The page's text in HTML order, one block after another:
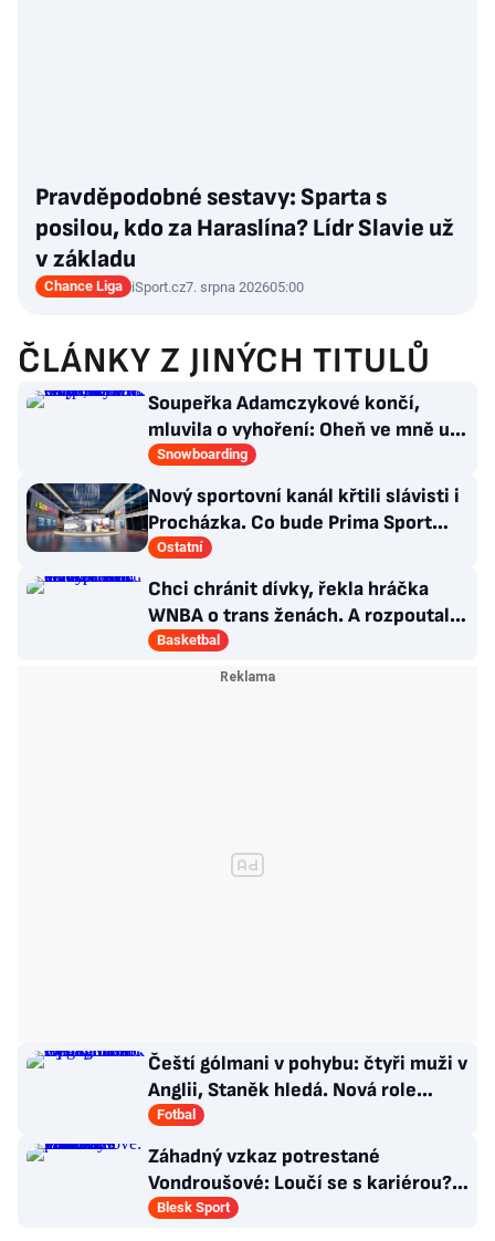
Pravděpodobné sestavy: Sparta s
posilou, kdo za Haraslína? Lídr Slavie už
v základu
Chance Liga iSport.cz7. srpna 202605:00
ČLÁNKY Z JINÝCH TITULŮ
Soupeřka Adamczykové končí,
mluvila o vyhoření: Oheň ve mně už
prostě není. Chce učit
Snowboarding
Nový sportovní kanál křtili slávisti i
Procházka. Co bude Prima Sport
vysílat?
Ostatní
Chci chránit dívky, řekla hráčka
WNBA o trans ženách. A rozpoutala
kulturní válku
Basketbal
Čeští gólmani v pohybu: čtyři muži v
Anglii, Staněk hledá. Nová role
Kinského
Fotbal
Záhadný vzkaz potrestané
Vondroušové: Loučí se s kariérou?!
Zaskočení fanoušci
Blesk Sport